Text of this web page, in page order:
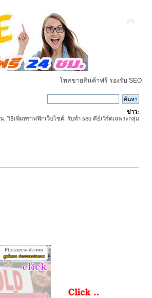
โพสขายสินค้าฟรี รองรับ SEO
ข่าว:
, วิธีเพิ่มทราฟฟิกเว็บไซต์, รับทำ seo คีย์เวิร์ดเฉพาะกลุ่ม